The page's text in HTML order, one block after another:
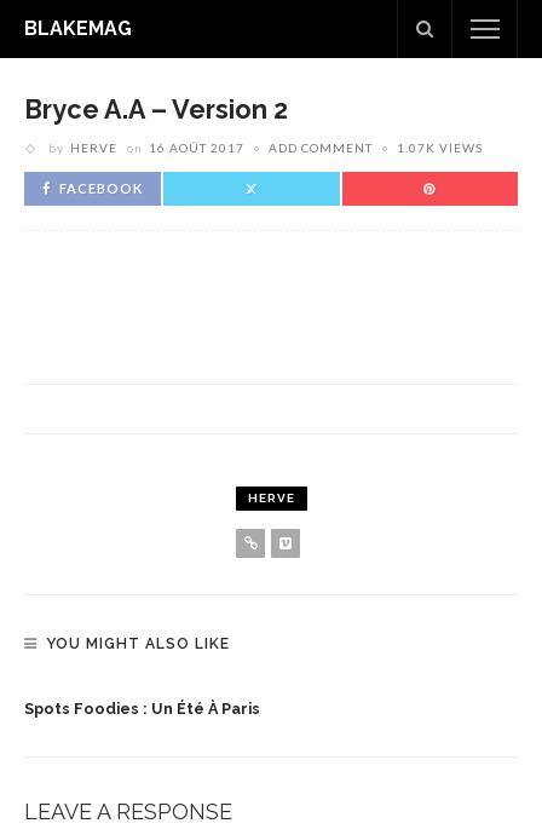
BLAKEMAG
Bryce A.a – Version 2
by HERVE on 16 AOÛT 2017 ADD COMMENT 1.07K VIEWS
FACEBOOK
HERVE
YOU MIGHT ALSO LIKE
Spots Foodies : Un Été À Paris
LEAVE A RESPONSE